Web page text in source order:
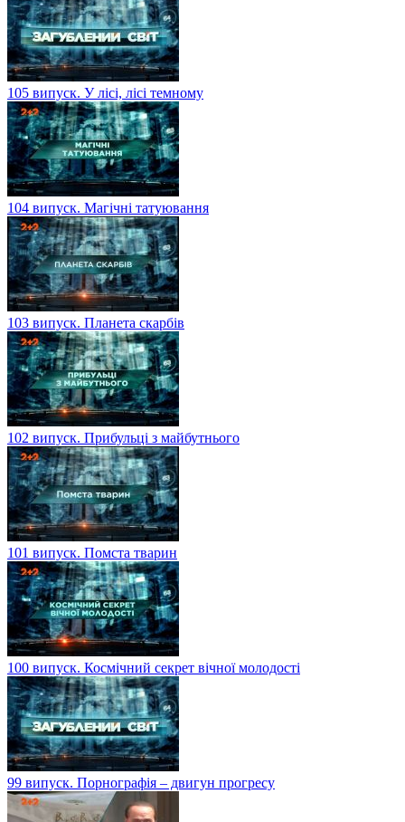
105 випуск. У лісі, лісі темному
104 випуск. Магічні татуювання
103 випуск. Планета скарбів
102 випуск. Прибульці з майбутнього
101 випуск. Помста тварин
100 випуск. Космічний секрет вічної молодості
99 випуск. Порнографія – двигун прогресу